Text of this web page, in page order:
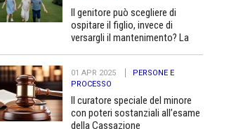
Il genitore può scegliere di
ospitare il figlio, invece di
versargli il mantenimento? La
01 APR 2025
PERSONE E
PROCESSO
Il curatore speciale del minore
con poteri sostanziali all’esame
della Cassazione